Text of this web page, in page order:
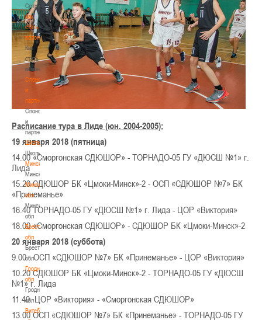
Сотрудничество
Как
стать
волонтером
Как
стать
волонтером
Спонсоры
и
партнеры
Спонсоры
и
партнеры
Школы
Школы
Минск
Минск
Минская
обл
Минская
обл
Брестская
обл
Брестская
обл
Гродненская
обл
Гродненская
обл
Витебская
Расписание тура в Лиде (юн. 2004-2005):
19 января 2018 (пятница)
14.00 «Сморгонская СДЮШОР» - ТОРНАДО-05 ГУ «ДЮСШ №1» г.
Лида
15.20 СДЮШОР БК «Цмоки-Минск»-2 - ОСП «СДЮШОР №7» БК
«Принеманье»
16.40 ТОРНАДО-05 ГУ «ДЮСШ №1» г. Лида - ЦОР «Виктория»
18.00 «Сморгонская СДЮШОР» - СДЮШОР БК «Цмоки-Минск»-2
20 января 2018 (суббота)
9.00 ОСП «СДЮШОР №7» БК «Принеманье» - ЦОР «Виктория»
10.20 СДЮШОР БК «Цмоки-Минск»-2 - ТОРНАДО-05 ГУ «ДЮСШ
№1» г. Лида
11.40 ЦОР «Виктория» - «Сморгонская СДЮШОР»
13.00 ОСП «СДЮШОР №7» БК «Принеманье» - ТОРНАДО-05 ГУ